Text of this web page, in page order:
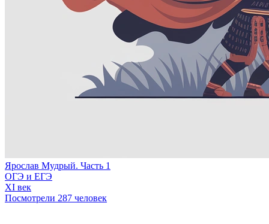
Ярослав Мудрый. Часть 1
ОГЭ и ЕГЭ
XI век
Посмотрели 287 человек